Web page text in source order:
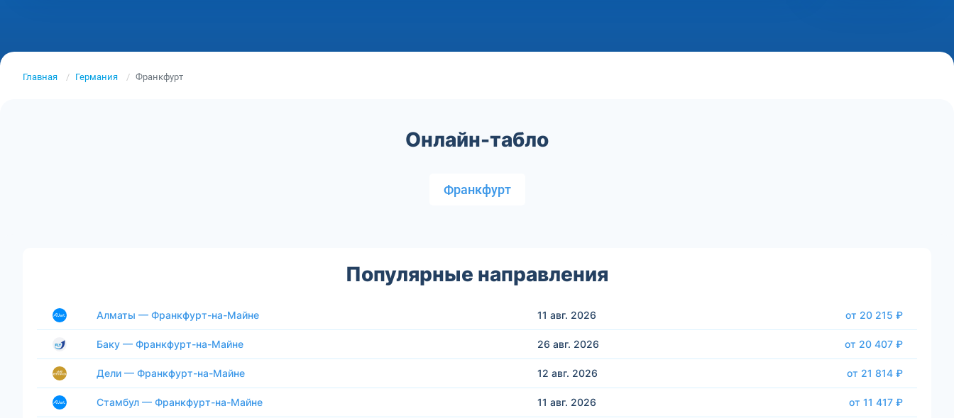
Главная Германия Франкфурт
Онлайн-табло
Франкфурт
Популярные направления
Алматы — Франкфурт-на-Майне 11 авг. 2026 от 20 215 ₽
Баку — Франкфурт-на-Майне 26 авг. 2026 от 20 407 ₽
Дели — Франкфурт-на-Майне 12 авг. 2026 от 21 814 ₽
Стамбул — Франкфурт-на-Майне 11 авг. 2026 от 11 417 ₽